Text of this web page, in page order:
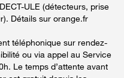
ULE (détecteurs, prise
Détails sur orange.fr
téléphonique sur rendez-
ou via appel au Service
Le temps d’attente avant